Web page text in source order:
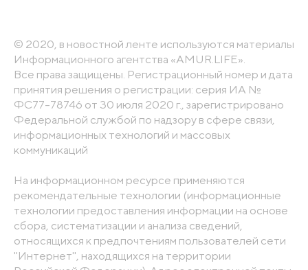
© 2020, в новостной ленте используются материалы
Информационного агентства «AMUR.LIFE».
Все права защищены. Регистрационный номер и дата
принятия решения о регистрации: серия ИА №
ФС77-78746 от 30 июля 2020 г., зарегистрировано
Федеральной службой по надзору в сфере связи,
информационных технологий и массовых
коммуникаций
На информационном ресурсе применяются
рекомендательные технологии (информационные
технологии предоставления информации на основе
сбора, систематизации и анализа сведений,
относящихся к предпочтениям пользователей сети
"Интернет", находящихся на территории